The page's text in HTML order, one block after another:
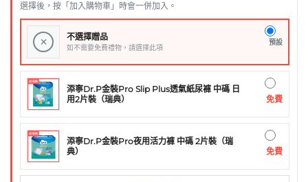
選擇後，按「加入購物車」時會一併加入。
× 不選擇贈品
如不需要免費禮物，請選擇此項
預設
添寧Dr.P金裝Pro Slip Plus透氣紙尿褲 中碼 日
用2片裝（瑞典）
免費
添寧Dr.P金裝Pro夜用活力褲 中碼 2片裝（瑞
典）
免費